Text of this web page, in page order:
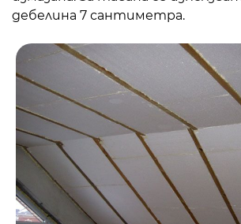
дебелина 7 сантиметра.